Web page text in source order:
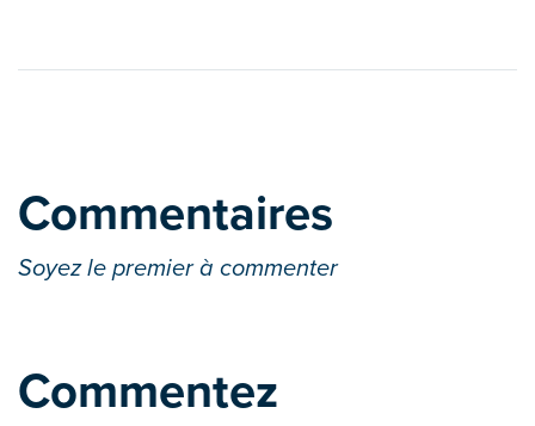
Commentaires
Soyez le premier à commenter
Commentez